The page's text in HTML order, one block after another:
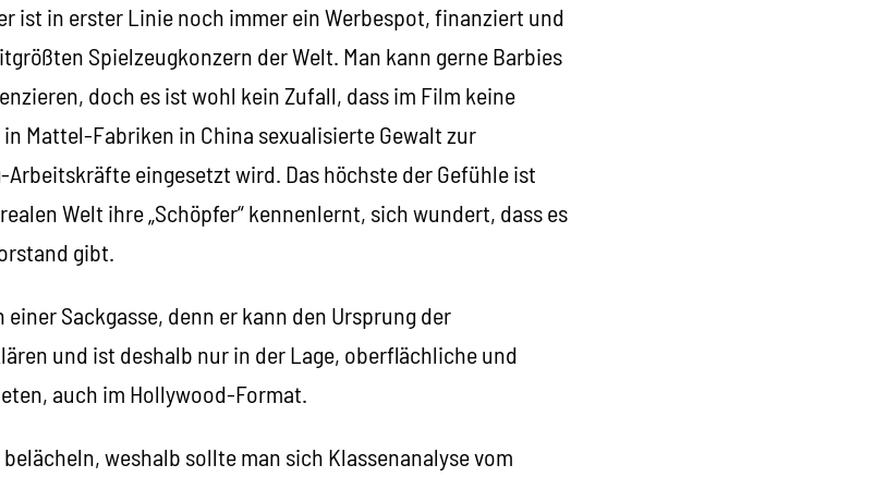
ist in erster Linie noch immer ein Werbespot, finanziert und
Spielzeugkonzern der Welt. Man kann gerne Barbies
doch es ist wohl kein Zufall, dass im Film keine
Mattel-Fabriken in China sexualisierte Gewalt zur
eingesetzt wird. Das höchste der Gefühle ist
Welt ihre „Schöpfer“ kennenlernt, sich wundert, dass es
gibt.
Sackgasse, denn er kann den Ursprung der
und ist deshalb nur in der Lage, oberflächliche und
auch im Hollywood-Format.
weshalb sollte man sich Klassenanalyse vom